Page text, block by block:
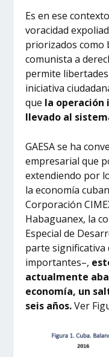
Es en ese
voracidad
priorizados como
comunista a
permite
iniciativa
que la operación
llevado al
GAESA se ha
empresarial que
extendiendo por
la economía
Corporación
Habaguanex, la
Especial de
parte significativa
importantes–,
actualmente
economía, un
seis años.Ver